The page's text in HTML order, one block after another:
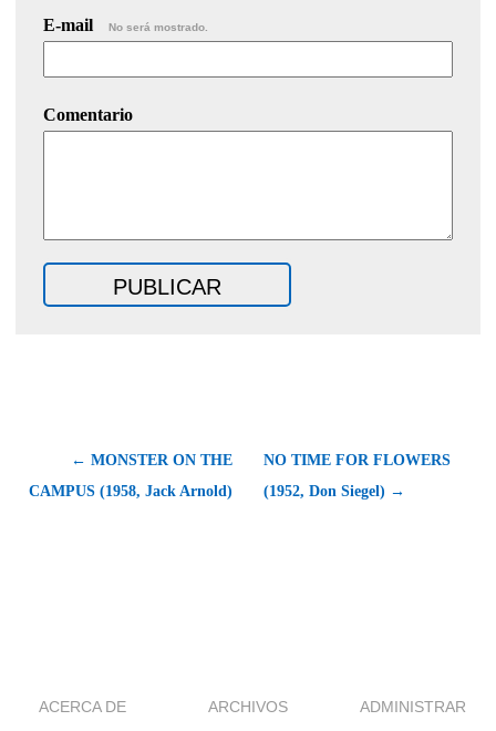
E-mail No será mostrado.
Comentario
← MONSTER ON THE
CAMPUS (1958, Jack Arnold)
NO TIME FOR FLOWERS
(1952, Don Siegel) →
ACERCA DE ARCHIVOS ADMINISTRAR